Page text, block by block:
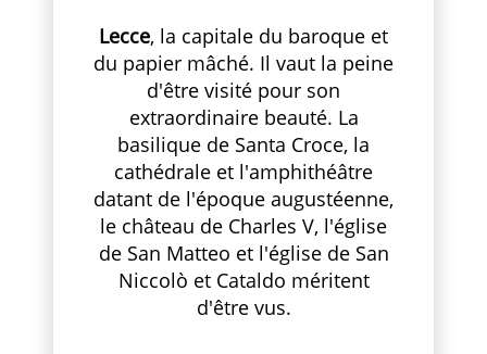
Lecce, la capitale du baroque et
du papier mâché. Il vaut la peine
d'être visité pour son
extraordinaire beauté. La
basilique de Santa Croce, la
cathédrale et l'amphithéâtre
datant de l'époque augustéenne,
le château de Charles V, l'église
de San Matteo et l'église de San
Niccolò et Cataldo méritent
d'être vus.